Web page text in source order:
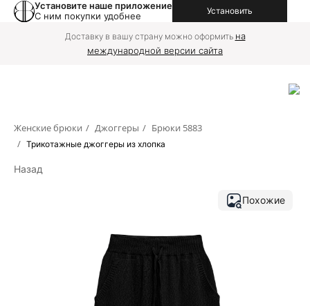
Установите наше приложение
С ним покупки удобнее
Установить
Доставку в вашу страну можно оформить на
международной версии сайта
Женские брюки / Джоггеры / Брюки 5883
/ Трикотажные джоггеры из хлопка
Назад
Похожие